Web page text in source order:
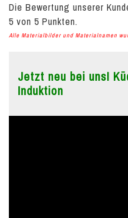
Die Bewertung unserer
5 von 5 Punkten.
Alle Materialbilder und Materialnamen
Jetzt neu bei uns!
Induktion